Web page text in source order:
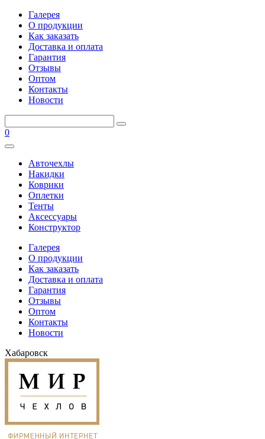
Галерея
О продукции
Как заказать
Доставка и оплата
Гарантия
Отзывы
Оптом
Контакты
Новости
0
Авточехлы
Накидки
Коврики
Оплетки
Тенты
Аксессуары
Конструктор
Галерея
О продукции
Как заказать
Доставка и оплата
Гарантия
Отзывы
Оптом
Контакты
Новости
Хабаровск